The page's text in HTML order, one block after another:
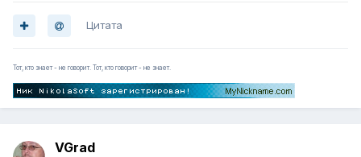
Цитата
Тот, кто знает - не говорит. Тот, кто говорит - не знает.
VGrad